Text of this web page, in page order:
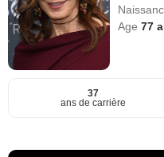
Age77
37
ans de carrière